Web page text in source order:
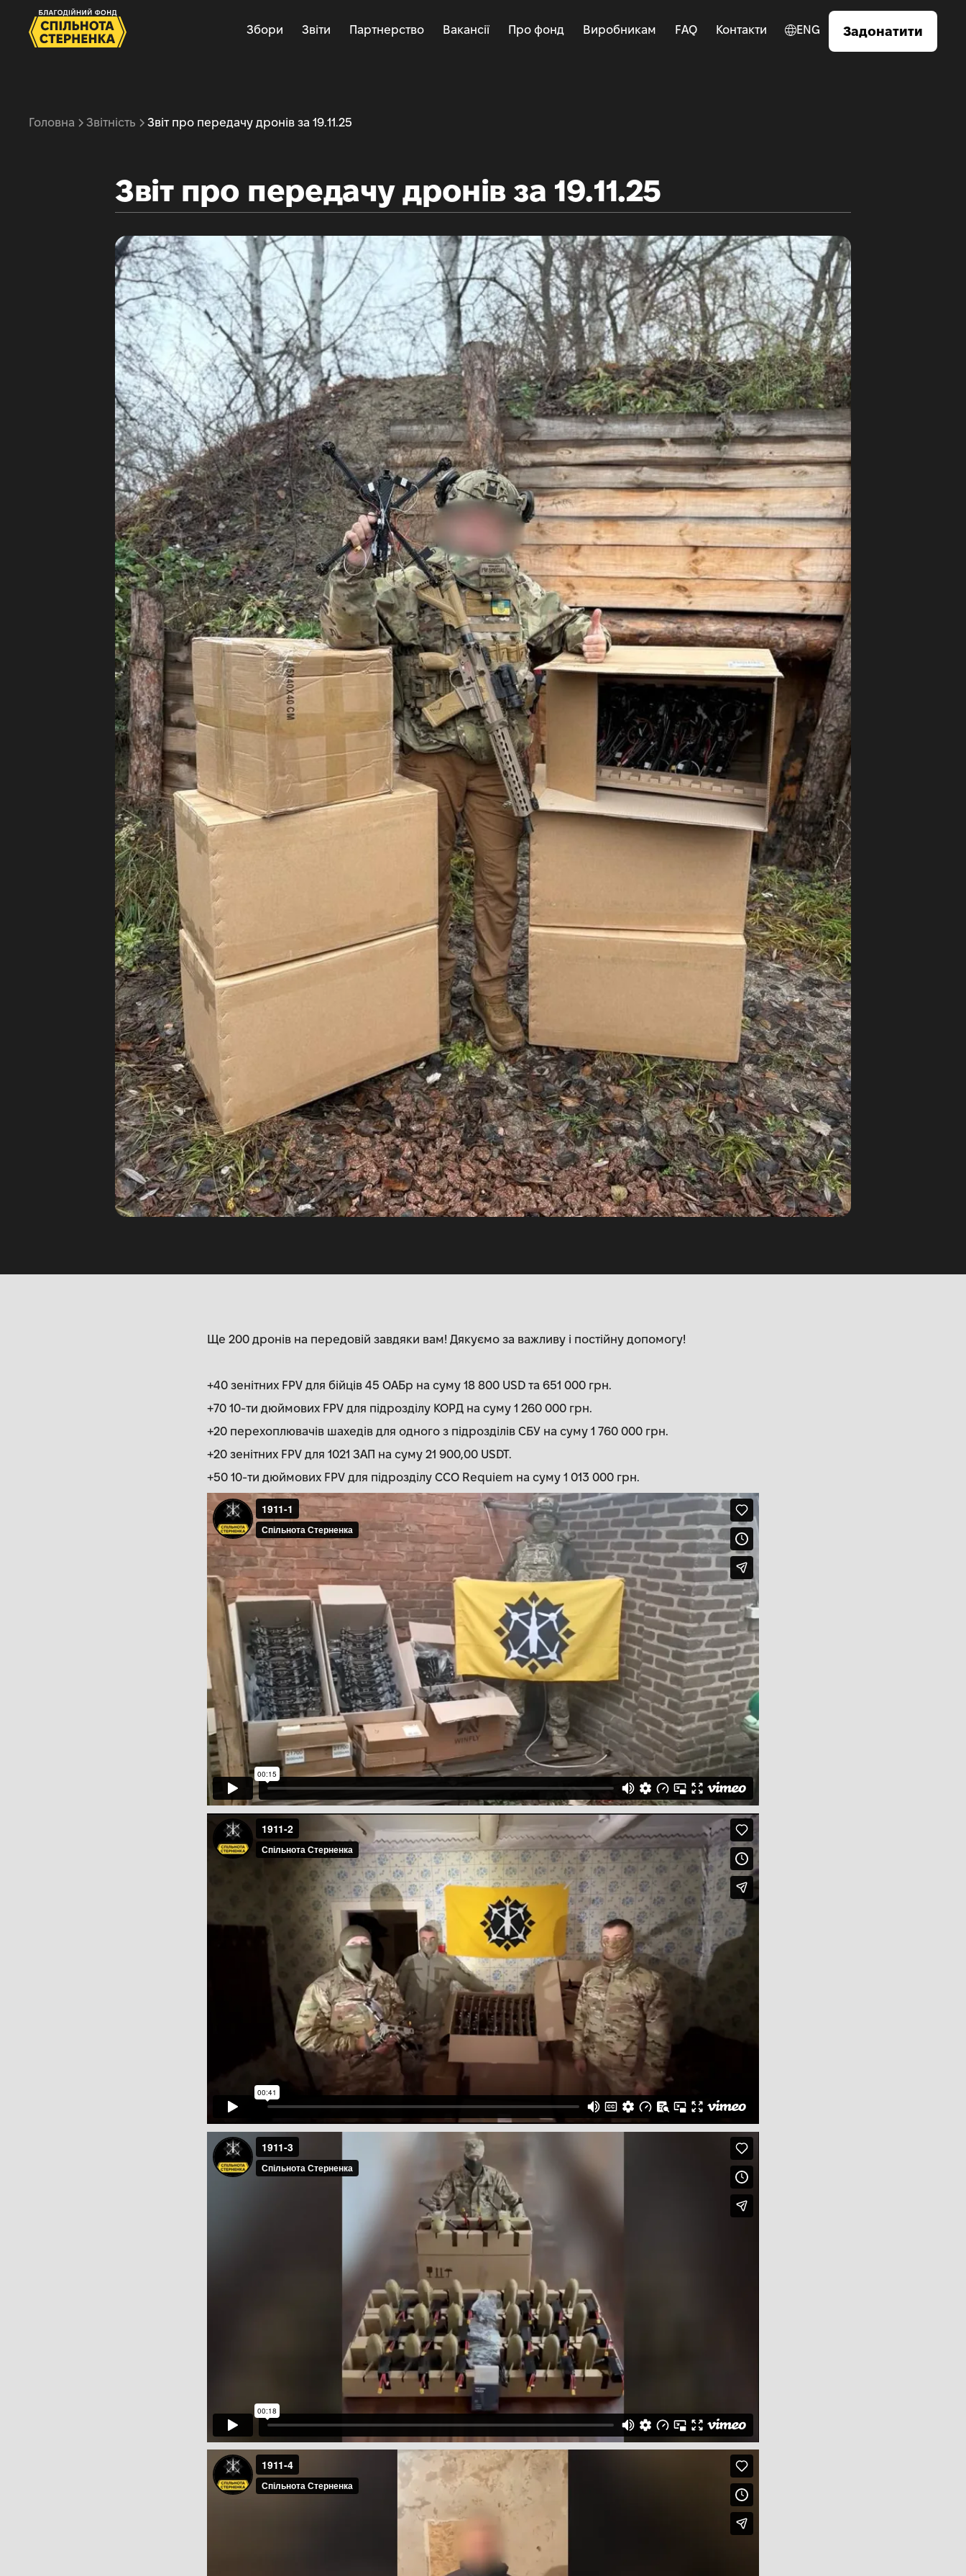
Збори Звіти Партнерство Вакансії Про фонд Виробникам FAQ Контакти ENG Задонатити
Головна Звітність Звіт про передачу дронів за 19.11.25
Звіт про передачу дронів за 19.11.25
Ще 200 дронів на передовій завдяки вам! Дякуємо за важливу і постійну допомогу!
+40 зенітних FPV для бійців 45 ОАБр на суму 18 800 USD та 651 000 грн.
+70 10-ти дюймових FPV для підрозділу КОРД на суму 1 260 000 грн.
+20 перехоплювачів шахедів для одного з підрозділів СБУ на суму 1 760 000 грн.
+20 зенітних FPV для 1021 ЗАП на суму 21 900,00 USDT.
+50 10-ти дюймових FPV для підрозділу ССО Requiem на суму 1 013 000 грн.